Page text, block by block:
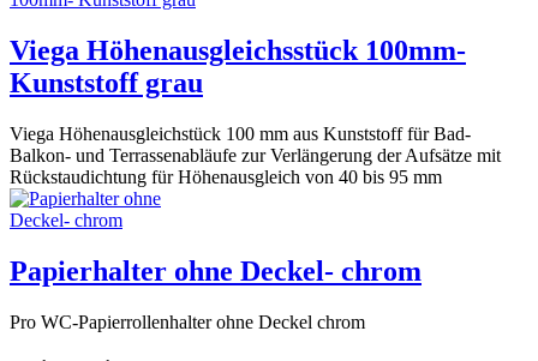
Viega Höhenausgleichsstück 100mm-
Kunststoff grau
Viega Höhenausgleichstück 100 mm aus Kunststoff für Bad-
Balkon- und Terrassenabläufe zur Verlängerung der Aufsätze mit
Rückstaudichtung für Höhenausgleich von 40 bis 95 mm
Papierhalter ohne Deckel- chrom
Pro WC-Papierrollenhalter ohne Deckel chrom